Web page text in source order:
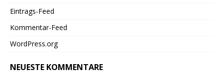
Eintrags-Feed
Kommentar-Feed
WordPress.org
NEUESTE KOMMENTARE